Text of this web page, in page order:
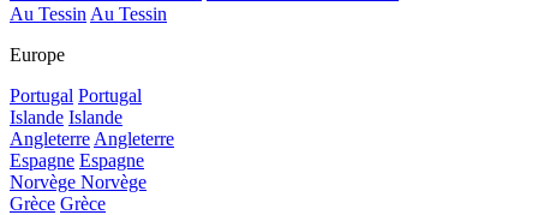
Au Tessin Au Tessin
Europe
Portugal Portugal
Islande Islande
Angleterre Angleterre
Espagne Espagne
Norvège Norvège
Grèce Grèce